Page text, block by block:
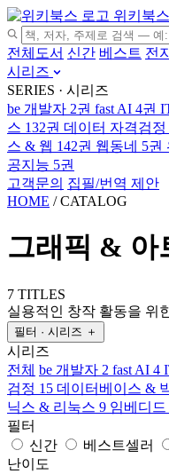
위키북스
전체도서 신간 베스트 전
시리즈
SERIES · 시리즈
be 개발자 2권 fast AI 4권
스 132권 데이터 자격검정
스 & 웹 142권 웹동네 5권
공지능 5권
고객문의 집필/번역 제안
HOME / CATALOG
그래픽 & 아
7 TITLES
실용적인 창작 활동을 위
필터 · 시리즈 ＋
시리즈
전체 be 개발자 2 fast AI 4
검정 15 데이터베이스 &
닉스 & 리눅스 9 임베디
필터
신간
베스트셀러
난이도